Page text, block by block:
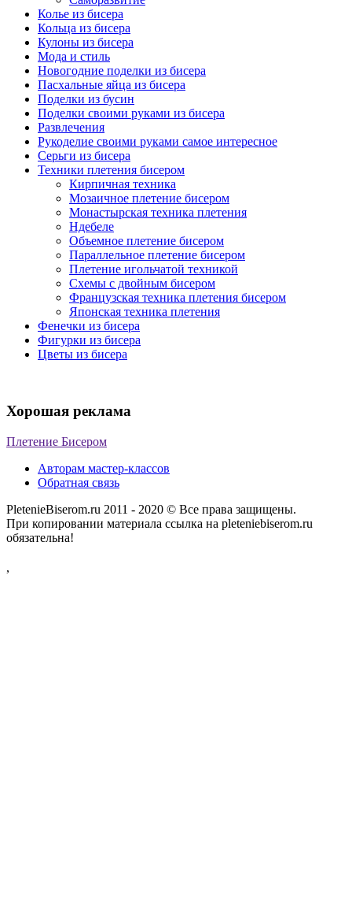
Колье из бисера
Кольца из бисера
Кулоны из бисера
Мода и стиль
Новогодние поделки из бисера
Пасхальные яйца из бисера
Поделки из бусин
Поделки своими руками из бисера
Развлечения
Рукоделие своими руками самое интересное
Серьги из бисера
Техники плетения бисером
Кирпичная техника
Мозаичное плетение бисером
Монастырская техника плетения
Ндебеле
Объемное плетение бисером
Параллельное плетение бисером
Плетение игольчатой техникой
Схемы с двойным бисером
Французская техника плетения бисером
Японская техника плетения
Фенечки из бисера
Фигурки из бисера
Цветы из бисера
Хорошая реклама
Плетение Бисером
Авторам мастер-классов
Обратная связь
PletenieBiserom.ru 2011 - 2020 © Все права защищены.
При копировании материала ссылка на pleteniebiserom.ru
обязательна!
,